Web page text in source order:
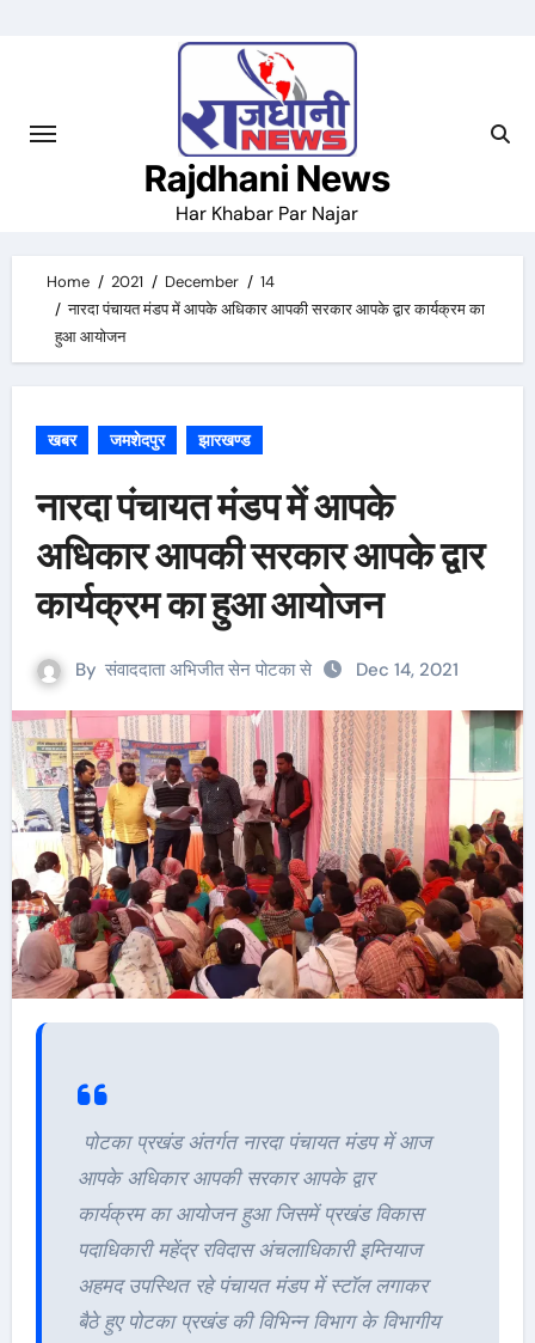
Rajdhani News
Har Khabar Par Najar
Home 2021 December
14
नारदा पंचायत मंडप में आपके अधिकार आपकी सरकार आपके द्वार कार्यक्रम का
हुआ आयोजन
खबर जमशेदपुर झारखण्ड
नारदा पंचायत मंडप में आपके
अधिकार आपकी सरकार आपके द्वार
कार्यक्रम का हुआ आयोजन
By संवाददाता अभिजीत सेन पोटका से Dec 14, 2021
पोटका प्रखंड अंतर्गत नारदा पंचायत मंडप में आज
आपके अधिकार आपकी सरकार आपके द्वार
कार्यक्रम का आयोजन हुआ जिसमें प्रखंड विकास
पदाधिकारी महेंद्र रविदास अंचलाधिकारी इम्तियाज
अहमद उपस्थित रहे पंचायत मंडप में स्टॉल लगाकर
बैठे हुए पोटका प्रखंड की विभिन्न विभाग के विभागीय